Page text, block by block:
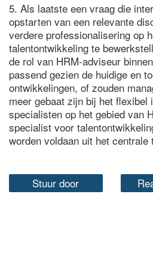
5. Als laatste een vraag die
opstarten van een relevante
verdere professionalisering op
talentontwikkeling te
de rol van HRM-adviseur
passend gezien de huidige en
ontwikkelingen, of zouden
meer gebaat zijn bij het flexibel
specialisten op het gebied van
specialist voor
worden voldaan uit het centrale
Stuur door